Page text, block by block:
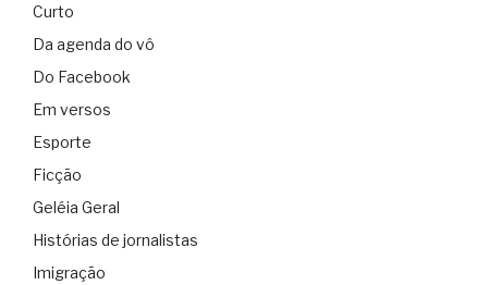
Curto
Da agenda do vô
Do Facebook
Em versos
Esporte
Ficção
Geléia Geral
Histórias de jornalistas
Imigração